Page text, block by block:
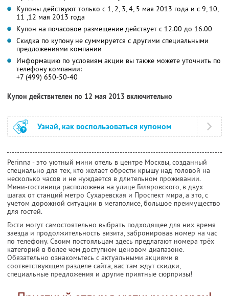
Купоны действуют только с 1, 2, 3, 4, 5 мая 2013 года и с 9, 10,
11 ,12 мая 2013 года
Купон на почасовое размещение действует с 12.00 до 16.00
Скидка по купону не суммируется с другими специальными
предложениями компании
Информацию по условиям акции вы также можете уточнить по
телефону компании:
+7 (499) 650-50-40
Купон действителен по 12 мая 2013 включительно
Узнай, как воспользоваться купоном
Perinna - это уютный мини отель в центре Москвы, созданный
специально для тех, кто желает обрести крышу над головой на
несколько часов и не нуждается в длительном проживании.
Мини-гостиница расположена на улице Гиляровского, в двух
шагах от станций метро Сухаревская и Проспект мира, а это, с
учетом дорожной ситуации в мегаполисе, большое преимущество
для гостей.
Гости могут самостоятельно выбрать подходящее для них время
заезда и продолжительность визита, забронировав номер на час
по телефону. Своим постояльцам здесь предлагают номера трёх
категорий в более чем доступном ценовом диапазоне.
Обязательно ознакомьтесь с актуальными акциями в
соответствующем разделе сайта, вас там ждут скидки,
специальные предложения и другие приятные сюрпризы!